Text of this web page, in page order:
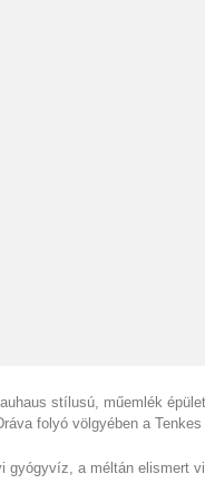
stílusú, műemlék
folyó völgyében a
gyógyvíz, a méltán elismert